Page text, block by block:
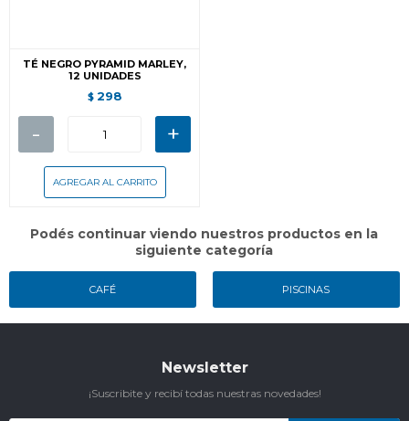
TÉ NEGRO PYRAMID MARLEY,
12 UNIDADES
$ 298
- +
CAFÉ
Podés continuar viendo nuestros productos en la
siguiente categoría
PISCINAS
Newsletter
¡Suscribite y recibí todas nuestras novedades!